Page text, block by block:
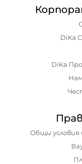
DiKa
DiKa
Общи условия